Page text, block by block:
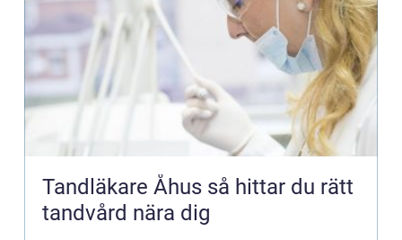
Tandläkare Åhus så hittar du rätt
tandvård nära dig